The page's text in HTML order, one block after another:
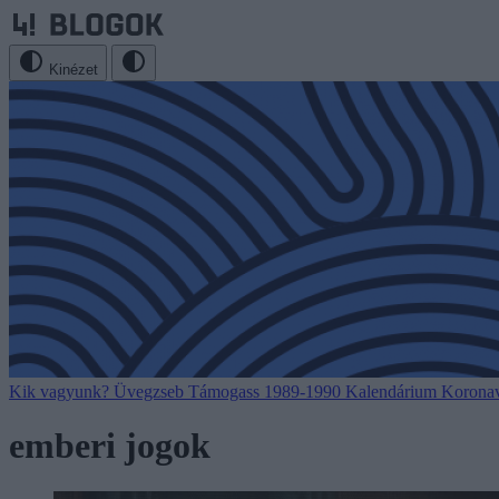
Kinézet
Kik vagyunk? Üvegzseb Támogass 1989-1990 Kalendárium
emberi jogok